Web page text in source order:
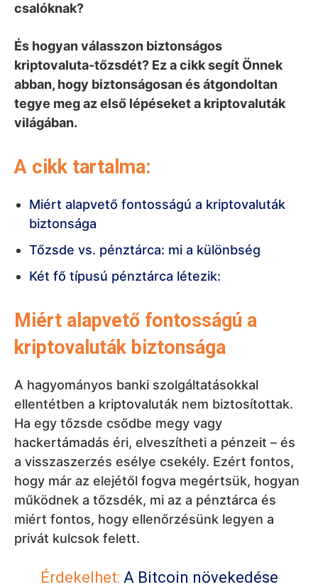
csalóknak?
És hogyan válasszon biztonságos
kriptovaluta-tőzsdét? Ez a cikk segít Önnek
abban, hogy biztonságosan és átgondoltan
tegye meg az első lépéseket a kriptovaluták
világában.
A cikk tartalma:
Miért alapvető fontosságú a kriptovaluták
biztonsága
Tőzsde vs. pénztárca: mi a különbség
Két fő típusú pénztárca létezik:
Miért alapvető fontosságú a
kriptovaluták biztonsága
A hagyományos banki szolgáltatásokkal
ellentétben a kriptovaluták nem biztosítottak.
Ha egy tőzsde csődbe megy vagy
hackertámadás éri, elveszítheti a pénzeit – és
a visszaszerzés esélye csekély. Ezért fontos,
hogy már az elejétől fogva megértsük, hogyan
működnek a tőzsdék, mi az a pénztárca és
miért fontos, hogy ellenőrzésünk legyen a
privát kulcsok felett.
Érdekelhet: A Bitcoin növekedése